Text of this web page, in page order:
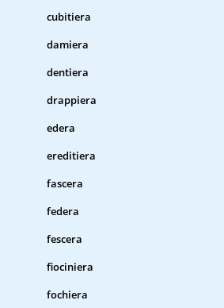
cubitiera
damiera
dentiera
drappiera
edera
ereditiera
fascera
federa
fescera
fiociniera
fochiera